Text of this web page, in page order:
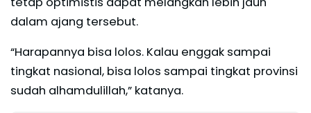
dalam ajang tersebut.
“Harapannya bisa lolos. Kalau enggak sampai
tingkat nasional, bisa lolos sampai tingkat provinsi
sudah alhamdulillah,” katanya.